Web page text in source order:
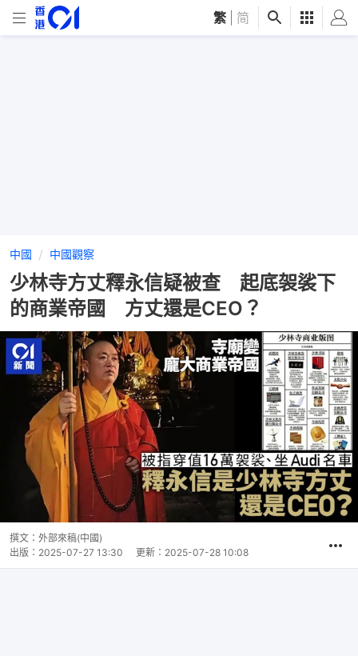
繁 简
中國 中國觀察
少林寺方丈釋永信疑被查 起底袈裟下
的商業帝國 方丈還是CEO？
撰文： 外部來稿(中國)
出版： 2025-07-27 13:30 更新： 2025-07-28 10:08